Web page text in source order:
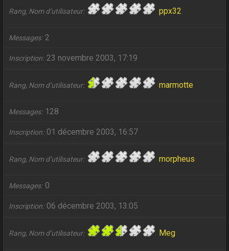
Rang, Nom d’utilisateur ppx32
Messages 2
Inscription 23 novembre 2003, 17:19
Rang, Nom d’utilisateur marmotte
Messages 128
Inscription 01 décembre 2003, 16:57
Rang, Nom d’utilisateur morpheus
Messages 0
Inscription 06 décembre 2003, 13:05
Rang, Nom d’utilisateur Meg